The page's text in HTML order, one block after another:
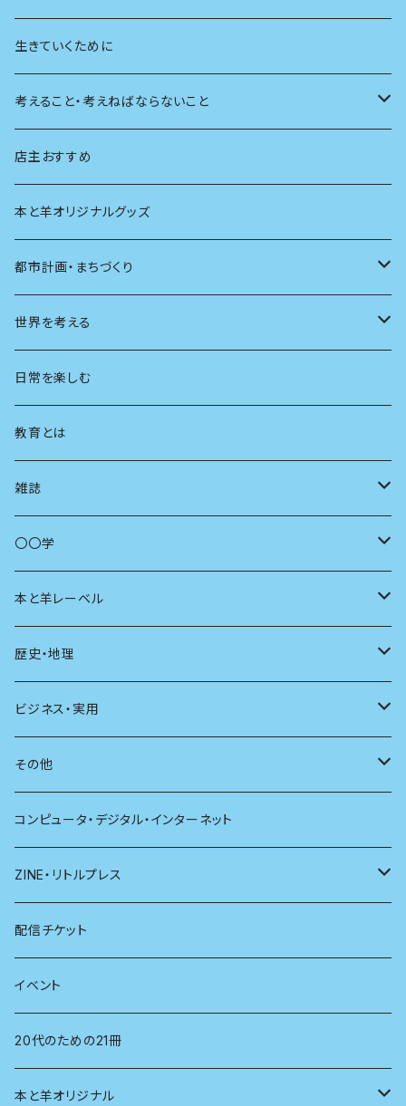
植物
天体
生物
生きていくために
考えること・考えねばならないこと
創元社 シリーズ「あいだで考える」
店主おすすめ
本と羊オリジナルグッズ
都市計画・まちづくり
都市
地方
まちづくり
コミュニティ
商いとは
世界を考える
思想
日常を楽しむ
教育とは
雑誌
母の友
ユリイカ
現代思想
新潮
別冊太陽
〇〇学
動物
自然
科学
社会
哲学
医学
看護学
心理学
経営学
言語学
法律
本と羊レーベル
電子版（EPub）
電子版（PDF）
歴史・地理
歴史
地理
ビジネス・実用
雷鳥社辞典シリーズ
その他
珈琲
雑貨
コンピュータ・デジタル・インターネット
ZINE・リトルプレス
電子版（EPub）
電子版（PDF）
配信チケット
イベント
20代のための21冊
本と羊オリジナル